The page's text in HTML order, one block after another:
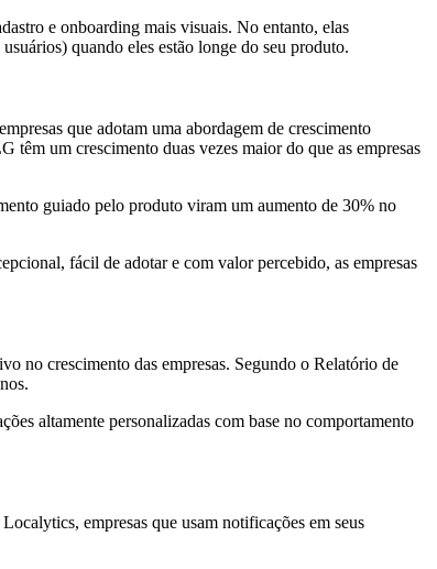
e onboarding mais visuais. No entanto, elas
quando eles estão longe do seu produto.
que adotam uma abordagem de crescimento
têm um crescimento duas vezes maior do que as empresas
guiado pelo produto viram um aumento de 30% no
fácil de adotar e com valor percebido, as empresas
no crescimento das empresas. Segundo o Relatório de
altamente personalizadas com base no comportamento
empresas que usam notificações em seus